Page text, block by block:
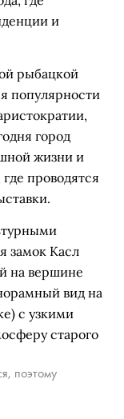
и
рыбацкой
популярности
город
жизни и
проводятся
замок Касл
на вершине
вид на
с узкими
старого
поэтому